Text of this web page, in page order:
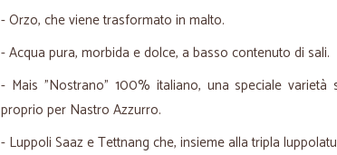
- Orzo, che viene trasformato in malto.
- Acqua pura, morbida e dolce, a basso contenuto di sali.
- Mais "Nostrano" 100% italiano, una speciale varietà
proprio per Nastro Azzurro.
- Luppoli Saaz e Tettnang che, insieme alla tripla